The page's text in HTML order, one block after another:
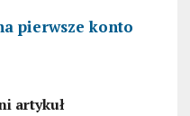
pierwsze konto
artykuł